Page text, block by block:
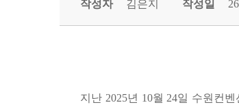
작성자 김은지 작성일
지난 2025년 10월 24일 수원컨